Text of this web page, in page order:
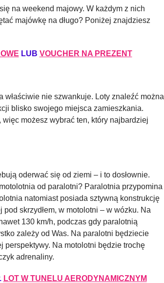
na weekend majowy. W każdym z nich
majówkę na długo? Poniżej znajdziesz
LUB VOUCHER NA PREZENT
właściwie nie szwankuje. Loty znaleźć można
blisko swojego miejsca zamieszkania.
możesz wybrać ten, który najbardziej
oderwać się od ziemi – i to dosłownie.
od paralotni? Paralotnia przypomina
natomiast posiada sztywną konstrukcję
skrzydłem, w motolotni – w wózku. Na
130 km/h, podczas gdy paralotnią
zależy od Was. Na paralotni będziecie
Na motolotni będzie trochę
adrenaliny.
LOT W TUNELU AERODYNAMICZNYM